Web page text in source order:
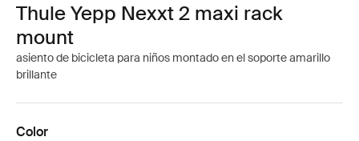
Thule Yepp Nexxt 2 maxi rack
mount
asiento de bicicleta para niños montado en el soporte amarillo
brillante
Color